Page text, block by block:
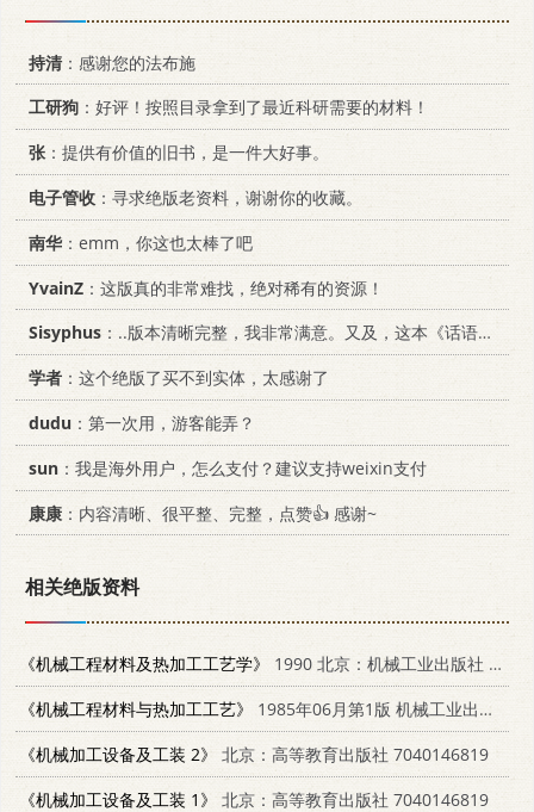
持清：感谢您的法布施
工研狗 ：好评！按照目录拿到了最近科研需要的材料！
张：提供有价值的旧书，是一件大好事。
电子管收 ：寻求绝版老资料，谢谢你的收藏。
南华：emm，你这也太棒了吧
YvainZ ：这版真的非常难找，绝对稀有的资源！
Sisyphus ：..版本清晰完整，我非常满意。又及，这本《话语的真相》...
学者 ：这个绝版了买不到实体，太感谢了
dudu ：第一次用，游客能弄？
sun ：我是海外用户，怎么支付？建议支持weixin支付
康康 ：内容清晰、很平整、完整，点赞👍 感谢~
相关绝版资料
《机械工程材料及热加工工艺学》
1990 北京：机械工业出版社 711102110X
《机械工程材料与热加工工艺》
1985年06月第1版 机械工业出版社
《机械加工设备及工装 2》
北京：高等教育出版社 7040146819
《机械加工设备及工装 1》
北京：高等教育出版社 7040146819